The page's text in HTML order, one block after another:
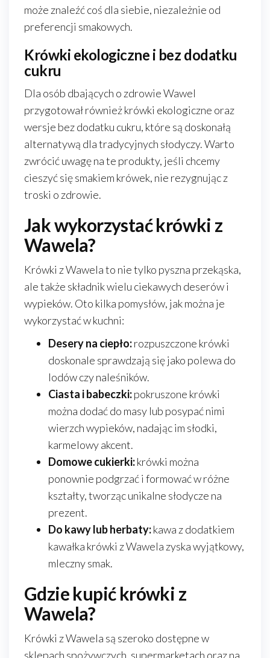
może znaleźć coś dla siebie, niezależnie od
preferencji smakowych.
Krówki ekologiczne i bez dodatku
cukru
Dla osób dbających o zdrowie Wawel
przygotował również krówki ekologiczne oraz
wersje bez dodatku cukru, które są doskonałą
alternatywą dla tradycyjnych słodyczy. Warto
zwrócić uwagę na te produkty, jeśli chcemy
cieszyć się smakiem krówek, nie rezygnując z
troski o zdrowie.
Jak wykorzystać krówki z
Wawela?
Krówki z Wawela to nie tylko pyszna przekąska,
ale także składnik wielu ciekawych deserów i
wypieków. Oto kilka pomysłów, jak można je
wykorzystać w kuchni:
Desery na ciepło:rozpuszczone krówki
doskonale sprawdzają się jako polewa do
lodów czy naleśników.
Ciasta i babeczki:pokruszone krówki
można dodać do masy lub posypać nimi
wierzch wypieków, nadając im słodki,
karmelowy akcent.
Domowe cukierki:krówki można
ponownie podgrzać i formować w różne
kształty, tworząc unikalne słodycze na
prezent.
Do kawy lub herbaty:kawa z dodatkiem
kawałka krówki z Wawela zyska wyjątkowy,
mleczny smak.
Gdzie kupić krówki z
Wawela?
Krówki z Wawela są szeroko dostępne w
sklepach spożywczych, supermarketach oraz na